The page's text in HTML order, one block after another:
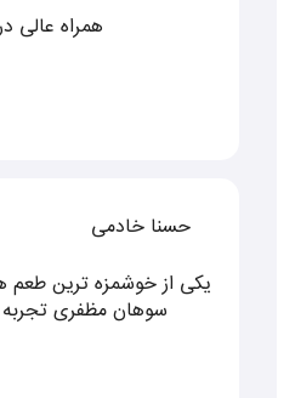
همراه عالی
حسنا خادمی
یکی از خوشمزه ترین طعم
سوهان مظفری